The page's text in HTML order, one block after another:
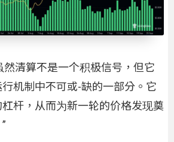
然清算不是一个积极信号，但它
机制中不可或-缺的一部分。它
杆，从而为新一轮的价格发现奠